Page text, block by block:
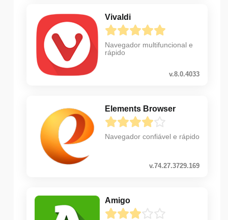
Vivaldi
Navegador multifuncional e
rápido
v.8.0.4033
Elements Browser
Navegador confiável e rápido
v.74.27.3729.169
Amigo